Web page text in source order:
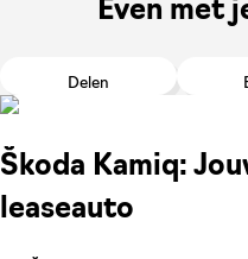
Even met
Delen
Škoda Kamiq:
leaseauto